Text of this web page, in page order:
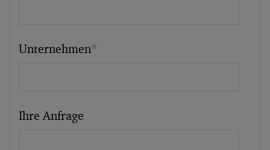
Unternehmen*
Ihre Anfrage